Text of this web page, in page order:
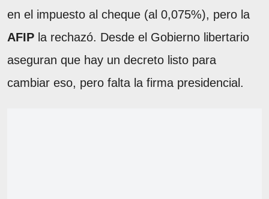
en el impuesto al cheque (al 0,075%), pero la
AFIP la rechazó. Desde el Gobierno libertario
aseguran que hay un decreto listo para
cambiar eso, pero falta la firma presidencial.